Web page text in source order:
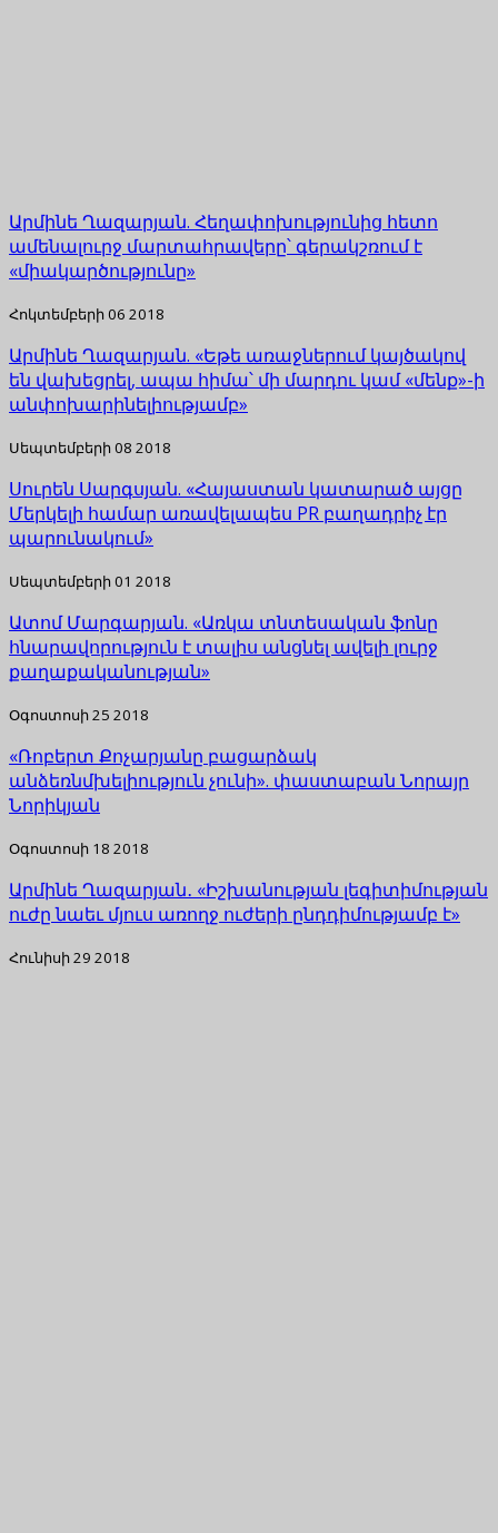
Արմինե Ղազարյան. Հեղափոխությունից հետո
ամենալուրջ մարտահրավերը՝ գերակշռում է
«միակարծությունը»
Հոկտեմբերի 06 2018
Արմինե Ղազարյան. «Եթե առաջներում կայծակով
են վախեցրել, ապա հիմա՝ մի մարդու կամ «մենք»-ի
անփոխարինելիությամբ»
Սեպտեմբերի 08 2018
Սուրեն Սարգսյան. «Հայաստան կատարած այցը
Մերկելի համար առավելապես PR բաղադրիչ էր
պարունակում»
Սեպտեմբերի 01 2018
Ատոմ Մարգարյան. «Առկա տնտեսական ֆոնը
հնարավորություն է տալիս անցնել ավելի լուրջ
քաղաքականության»
Օգոստոսի 25 2018
«Ռոբերտ Քոչարյանը բացարձակ
անձեռնմխելիություն չունի». փաստաբան Նորայր
Նորիկյան
Օգոստոսի 18 2018
Արմինե Ղազարյան․ «Իշխանության լեգիտիմության
ուժը նաեւ մյուս առողջ ուժերի ընդդիմությամբ է»
Հունիսի 29 2018